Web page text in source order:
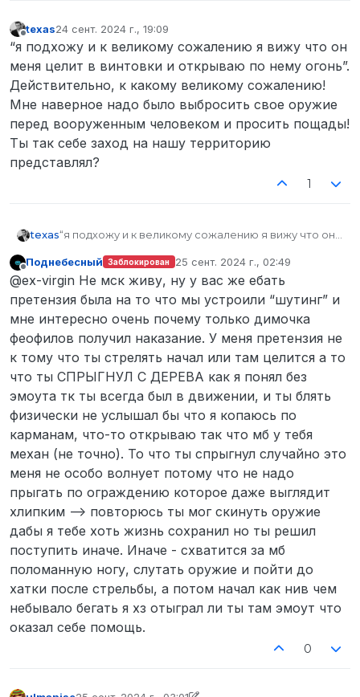
texas24 сент. 2024 г., 19:09
отредактировано
“я подхожу и к великому сожалению я вижу что он
меня целит в винтовки и открываю по нему огонь”.
Действительно, к какому великому сожалению!
Мне наверное надо было выбросить свое оружие
перед вооруженным человеком и просить пощады!
Ты так себе заход на нашу территорию
представлял?
1
texas“я подхожу и к великому сожалению я вижу что он
Действительно, к какому великому сожалению!
Мне наверное надо было выбросить свое оружие
перед вооруженным человеком и просить
пощады! Ты так себе заход на нашу территорию
представлял?
Не в сети
Поднебесный Заблокирован 25 сент. 2024 г., 02:49
отредактировано
@ex-virgin Не мск живу, ну у вас же ебать
претензия была на то что мы устроили “шутинг” и
мне интересно очень почему только димочка
феофилов получил наказание. У меня претензия не
к тому что ты стрелять начал или там целится а то
что ты СПРЫГНУЛ С ДЕРЕВА как я понял без
эмоута тк ты всегда был в движении, и ты блять
физически не услышал бы что я копаюсь по
карманам, что-то открываю так что мб у тебя
механ (не точно). То что ты спрыгнул случайно это
меня не особо волнует потому что не надо
прыгать по ограждению которое даже выглядит
хлипким —> повторюсь ты мог скинуть оружие
дабы я тебе хоть жизнь сохранил но ты решил
поступить иначе. Иначе - схватится за мб
поломанную ногу, слутать оружие и пойти до
хатки после стрельбы, а потом начал как нив чем
небывало бегать я хз отыграл ли ты там эмоут что
оказал себе помощь.
0